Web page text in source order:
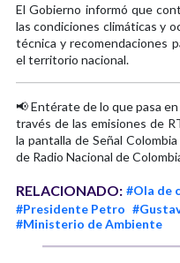
El Gobierno informó que
las condiciones climáticas y
técnica y recomendaciones
el territorio nacional.
📢 Entérate de lo que pasa
través de las emisiones de
la pantalla de Señal
de Radio Nacional de
RELACIONADO: #Ola de
#Presidente Petro
#Ministerio de Ambiente